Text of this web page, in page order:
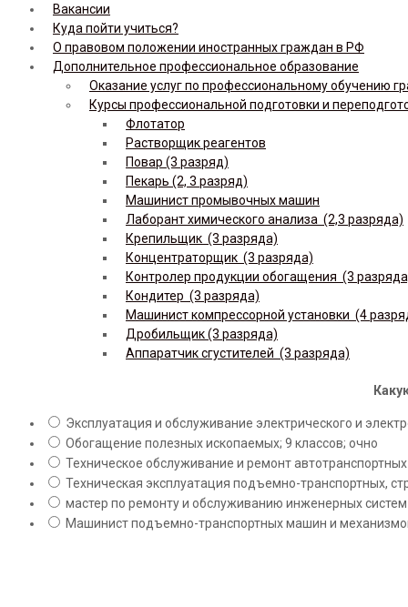
Вакансии
Куда пойти учиться?
О правовом положении иностранных граждан в РФ
Дополнительное профессиональное образование
Оказание услуг по профессиональному обучению
Курсы профессиональной подготовки и
Флотатор
Растворщик реагентов
Повар (3 разряд)
Пекарь (2, 3 разряд)
Машинист промывочных машин
Лаборант химического анализа (2,3 разряда)
Крепильщик (3 разряда)
Концентраторщик (3 разряда)
Контролер продукции обогащения (3
Кондитер (3 разряда)
Машинист компрессорной установки (4
Дробильщик (3 разряда)
Аппаратчик сгустителей (3 разряда)
Эксплуатация и обслуживание электрического и
Обогащение полезных ископаемых; 9 классов; очно
Техническое обслуживание и ремонт
Техническая эксплуатация подъемно-транспортных,
мастер по ремонту и обслуживанию инженерных
Машинист подъемно-транспортных машин и